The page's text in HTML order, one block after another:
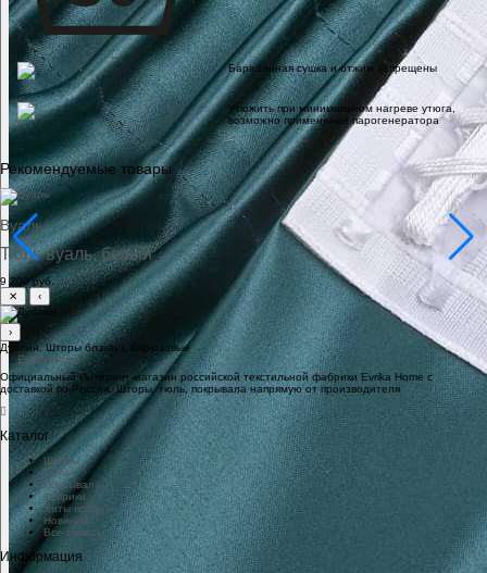
Барабанная сушка и отжим запрещены
Утюжить при минимальном нагреве утюга,
возможно применение парогенератора
Рекомендуемые товары
Вуаль
Тюль вуаль, белый
9 200 руб.
✕
‹
›
Дублин. Шторы блэкаут, бирюзовые
Официальный Интернет-магазин российской текстильной фабрики Evrika Home c
доставкой по России. Шторы, тюль, покрывала напрямую от производителя
Каталог
Шторы
Тюль
Покрывала
Коврики
Хиты продаж
Новинки
Все товары
Информация